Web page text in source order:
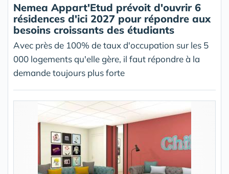
Nemea Appart'Etud prévoit d'ouvrir 6
résidences d'ici 2027 pour répondre aux
besoins croissants des étudiants
Avec près de 100% de taux d'occupation sur les 5
000 logements qu'elle gère, il faut répondre à la
demande toujours plus forte